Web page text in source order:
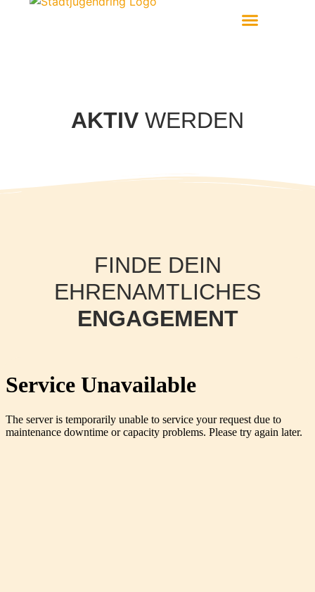
AKTIV WERDEN
FINDE DEIN
EHRENAMTLICHES
ENGAGEMENT